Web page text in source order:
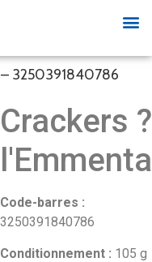
– 3250391840786
Crackers ?
Code-barres :
3250391840786
Conditionnement : 105 g